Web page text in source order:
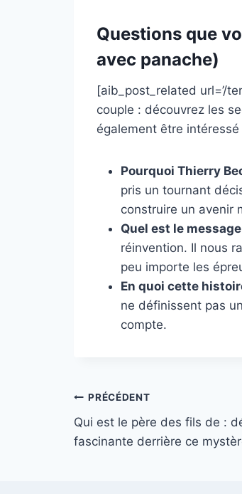
Questions que
avec panache)
[aib_post_related url=’/
couple : découvrez les
également être intéressé
Pourquoi Thierry
pris un tournant
construire un avenir
Quel est le
réinvention. Il nous
peu importe les
En quoi cette
ne définissent pas
compte.
Navigation
de
PRÉCÉDENT
Qui est le père des fils de :
fascinante derrière ce